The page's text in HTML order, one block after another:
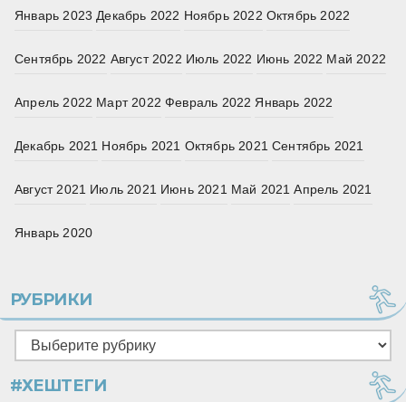
Январь 2023 Декабрь 2022 Ноябрь 2022 Октябрь 2022
Сентябрь 2022 Август 2022 Июль 2022 Июнь 2022 Май 2022
Апрель 2022 Март 2022 Февраль 2022 Январь 2022
Декабрь 2021 Ноябрь 2021 Октябрь 2021 Сентябрь 2021
Август 2021 Июль 2021 Июнь 2021 Май 2021 Апрель 2021
Январь 2020
РУБРИКИ
Рубрики
#ХЕШТЕГИ